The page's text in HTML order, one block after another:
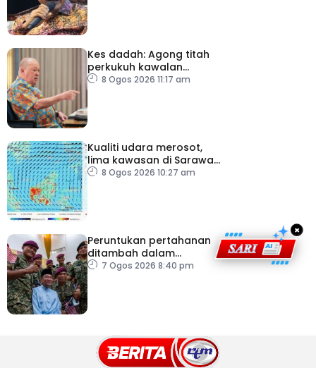
Kes dadah: Agong titah
perkukuh kawalan
lapangan terbang, pintu
8 Ogos 2026 11:17 am
Kualiti udara merosot,
lima kawasan di Sarawak
catat IPU tidak sihat
8 Ogos 2026 10:27 am
Peruntukan pertahanan
ditambah dalam
Belanjawan 2027
7 Ogos 2026 8:40 pm
×